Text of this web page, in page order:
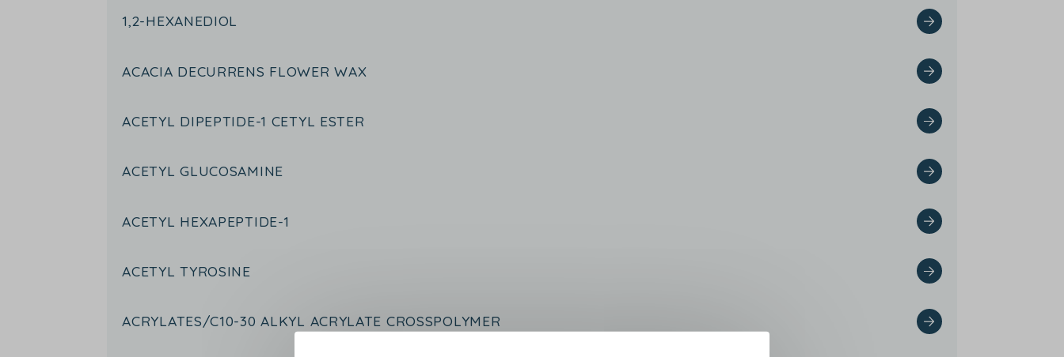
1,2-HEXANEDIOL
ACACIA DECURRENS FLOWER WAX
ACETYL DIPEPTIDE-1 CETYL ESTER
ACETYL GLUCOSAMINE
ACETYL HEXAPEPTIDE-1
ACETYL TYROSINE
ACRYLATES/C10-30 ALKYL ACRYLATE CROSSPOLYMER